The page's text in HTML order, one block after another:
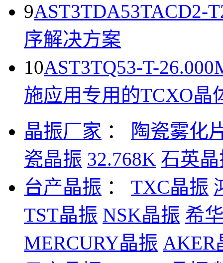
9AST3TDA53TACD2-
序解决方案
10AST3TQ53-T-
施应用专用的TCXO晶
晶振厂家 ：
陶瓷雾化
瓷晶振 32.768K 石英
台产晶振 ： TXC晶振
TST晶振 NSK晶振 希
MERCURY晶振 AKER